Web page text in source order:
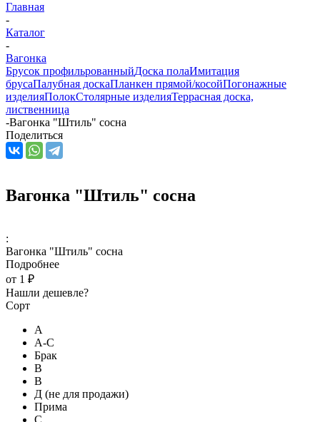
Главная
-
Каталог
-
Вагонка
Брусок профильрованныйДоска полаИмитация
брусаПалубная доскаПланкен прямой/косойПогонажные
изделияПолокСтолярные изделияТеррасная доска,
лиственница
-Вагонка "Штиль" сосна
Поделиться
Вагонка "Штиль" сосна
:
Вагонка "Штиль" сосна
Подробнее
от 1 ₽
Нашли дешевле?
Сорт
А
А-С
Брак
В
В
Д (не для продажи)
Прима
С